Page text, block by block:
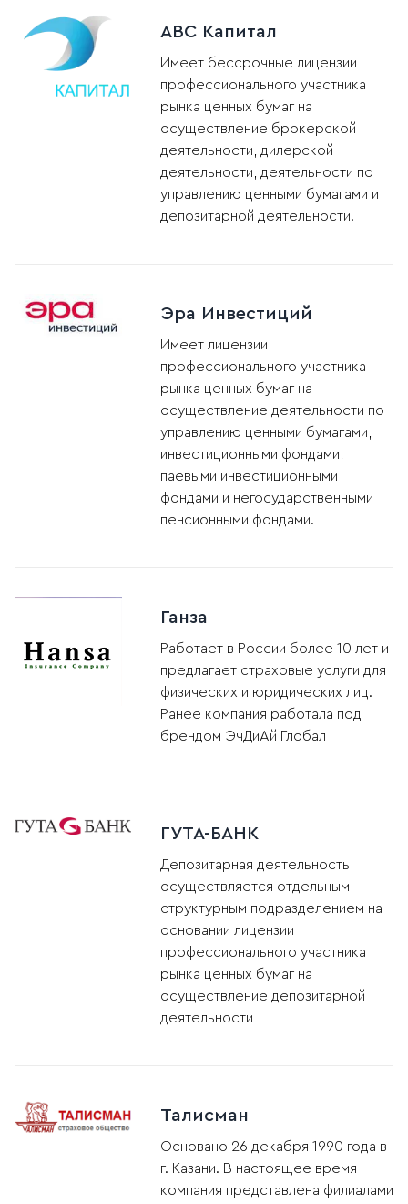
АВС Капитал
Имеет бессрочные лицензии
профессионального участника
рынка ценных бумаг на
осуществление брокерской
деятельности, дилерской
деятельности, деятельности по
управлению ценными бумагами и
депозитарной деятельности.
Эра Инвестиций
Имеет лицензии
профессионального участника
рынка ценных бумаг на
осуществление деятельности по
управлению ценными бумагами,
инвестиционными фондами,
паевыми инвестиционными
фондами и негосударственными
пенсионными фондами.
Ганза
Работает в России более 10 лет и
предлагает страховые услуги для
физических и юридических лиц.
Ранее компания работала под
брендом ЭчДиАй Глобал
ГУТА-БАНК
Депозитарная деятельность
осуществляется отдельным
структурным подразделением на
основании лицензии
профессионального участника
рынка ценных бумаг на
осуществление депозитарной
деятельности
Талисман
Основано 26 декабря 1990 года в
г. Казани. В настоящее время
компания представлена филиалами